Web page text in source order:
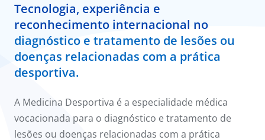
Acordos
Tecnologia, experiência e
reconhecimento internacional no
diagnóstico e tratamento de lesões ou
doenças relacionadas com a prática
desportiva.
A Medicina Desportiva é a especialidade médica
vocacionada para o diagnóstico e tratamento de
lesões ou doenças relacionadas com a prática